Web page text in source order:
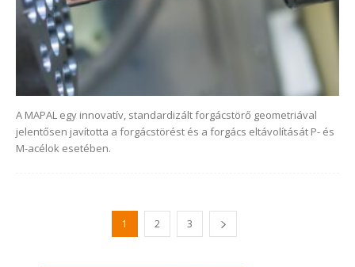
A MAPAL egy innovatív, standardizált forgácstörő geometriával
jelentősen javította a forgácstörést és a forgács eltávolítását P- és
M-acélok esetében.
1 2 3